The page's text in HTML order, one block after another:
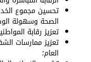
تحسين مجموع
الصحة وسهولة
تعزيز رقابة
تعزيز ممارسات
العام؛